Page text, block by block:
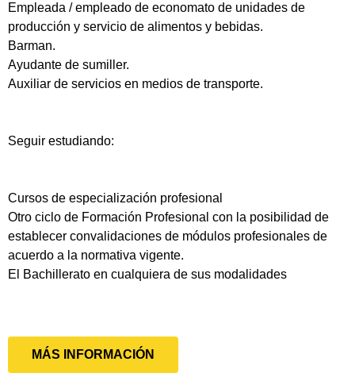
Empleada / empleado de economato de unidades de
producción y servicio de alimentos y bebidas.
Barman.
Ayudante de sumiller.
Auxiliar de servicios en medios de transporte.
Seguir estudiando:
Cursos de especialización profesional
Otro ciclo de Formación Profesional con la posibilidad de
establecer convalidaciones de módulos profesionales de
acuerdo a la normativa vigente.
El Bachillerato en cualquiera de sus modalidades
MÁS INFORMACIÓN